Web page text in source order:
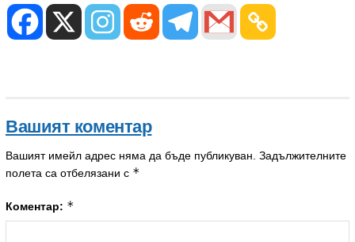
Вашият коментар
Вашият имейл адрес няма да бъде публикуван. Задължителните
полета са отбелязани с *
Коментар: *